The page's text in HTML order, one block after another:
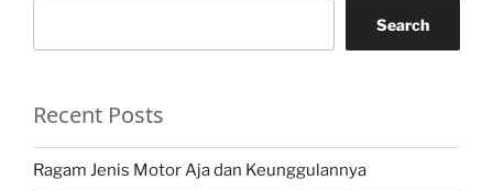
Search
Recent Posts
Ragam Jenis Motor Aja dan Keunggulannya